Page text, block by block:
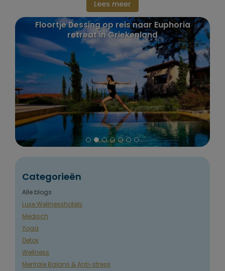
Lees meer
Floortje Dessing op reis naar Euphoria
retreat in Griekenland
Categorieën
Alle blogs
Luxe Wellnesshotels
Medisch
Yoga
Detox
Wellness
Mentale Balans & Anti-stress